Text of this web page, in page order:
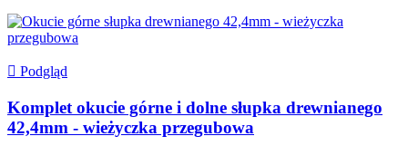
 Podgląd
Komplet okucie górne i dolne słupka drewnianego
42,4mm - wieżyczka przegubowa